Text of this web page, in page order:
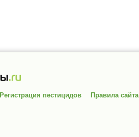
Регистрация пестицидов Правила сайта